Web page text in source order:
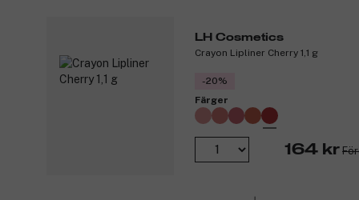
LH Cosmetics
Crayon Lipliner Cherry 1,1 g
-20%
Färger
164 kr